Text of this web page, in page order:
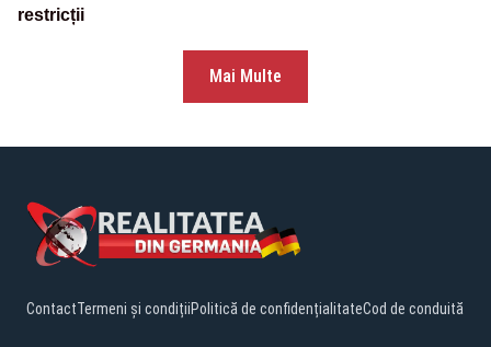
restricții
Mai Multe
ContactTermeni și condițiiPolitică de confidențialitateCod de conduită